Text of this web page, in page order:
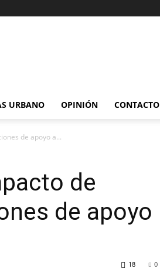
URBANO OPINIÓN CONTACTO
de apoyo a...
de
de apoyo
0
18